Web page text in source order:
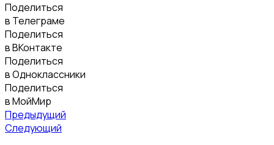
Поделиться
в Телеграме
Поделиться
в ВКонтакте
Поделиться
в Одноклассники
Поделиться
в МойМир
Предыдущий
Следующий